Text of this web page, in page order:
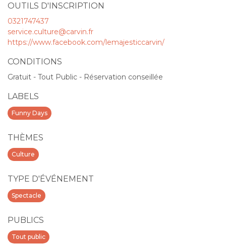
OUTILS D'INSCRIPTION
0321747437
service.culture@carvin.fr
https://www.facebook.com/lemajesticcarvin/
CONDITIONS
Gratuit - Tout Public - Réservation conseillée
LABELS
Funny Days
THÈMES
Culture
TYPE D'ÉVÉNEMENT
Spectacle
PUBLICS
Tout public